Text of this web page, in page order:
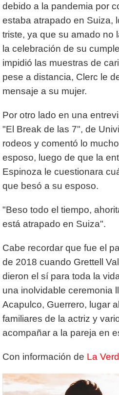
debido a la pandemia por
estaba atrapado en Suiza,
triste, ya que su amado no
la celebración de su
impidió las muestras de
pese a distancia, Clerc le
mensaje a su mujer.
Por otro lado en una
"El Break de las 7", de
rodeos y comentó lo
esposo, luego de que la
Espinoza le cuestionara
que besó a su esposo.
"Beso todo el tiempo,
está atrapado en Suiza".
Cabe recordar que fue el
de 2018 cuando Grettell
dieron el sí para toda la
una inolvidable ceremonia
Acapulco, Guerrero, lugar
familiares de la actriz y
acompañar a la pareja en
Con información de La